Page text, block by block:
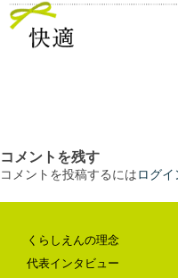
コメントを残す
コメントを投稿するにはログイ
くらしえんの理念
代表インタビュー